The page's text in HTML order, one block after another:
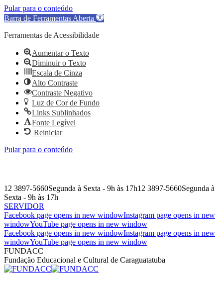
Pular para o conteúdo
Barra de Ferramentas Aberta
Ferramentas de Acessibilidade
Aumentar o Texto
Diminuir o Texto
Escala de Cinza
Alto Contraste
Contraste Negativo
Luz de Cor de Fundo
Links Sublinhados
Fonte Legível
Reiniciar
Pular para o conteúdo
12 3897-5660Segunda à Sexta - 9h às 17h12 3897-5660Segunda à
Sexta - 9h às 17h
SERVIDOR
Facebook page opens in new windowInstagram page opens in new
windowYouTube page opens in new window
Facebook page opens in new windowInstagram page opens in new
windowYouTube page opens in new window
FUNDACC
Fundação Educacional e Cultural de Caraguatatuba